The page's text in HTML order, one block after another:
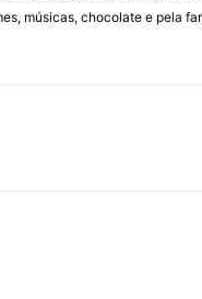
músicas, chocolate e pela